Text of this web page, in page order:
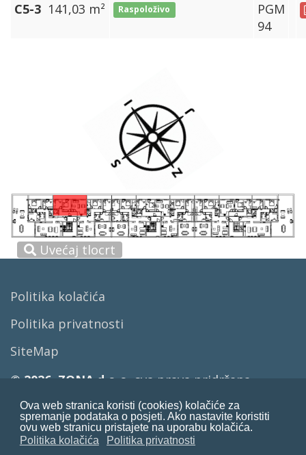
Ova web stranica koristi (cookies) kolačiće za
spremanje podataka o posjeti. Ako nastavite koristiti
ovu web stranicu pristajete na uporabu kolačića.
Politika kolačića
Politika privatnosti
C5-3 141,03 m² Raspoloživo
PGM
94
Uvećaj tlocrt
Politika kolačića
Politika privatnosti
SiteMap
© 2026. ZONA d.o.o. sva prava pridržana
+385 91 6395 555Tomislav
+385 98 479 509Saša
+385 99 8080 011Bruno